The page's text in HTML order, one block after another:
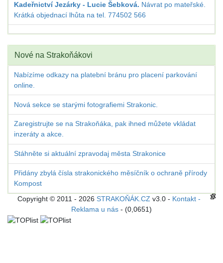
Kadeřnictví Jezárky - Lucie Šebková. Návrat po mateřské.
Krátká objednací lhůta na tel. 774502 566
Nové na Strakoňákovi
Nabízíme odkazy na platební bránu pro placení parkování
online.
Nová sekce se starými fotografiemi Strakonic.
Zaregistrujte se na Strakoňáka, pak ihned můžete vkládat
inzeráty a akce.
Stáhněte si aktuální zpravodaj města Strakonice
Přidány zbylá čísla strakonického měsíčník o ochraně přírody
Kompost
Copyright © 2011 - 2026 STRAKOŇÁK.CZ v3.0 - Kontakt -
Reklama u nás - (0,0651)